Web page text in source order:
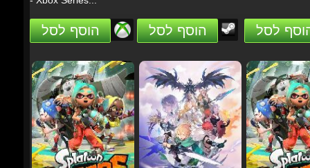
-3%
₪236.46
₪228.77 -23%
₪141.83
₪109.28 -10%